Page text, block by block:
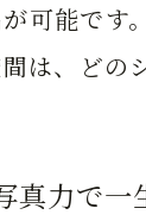
可能です
は、どの
真力で一